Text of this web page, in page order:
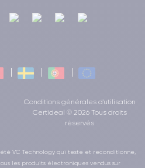
Conditions générales d'utilisation
Certideal © 2026 Tous droits
réservés
VC Technology qui teste et reconditionne,
les produits électroniques vendus sur